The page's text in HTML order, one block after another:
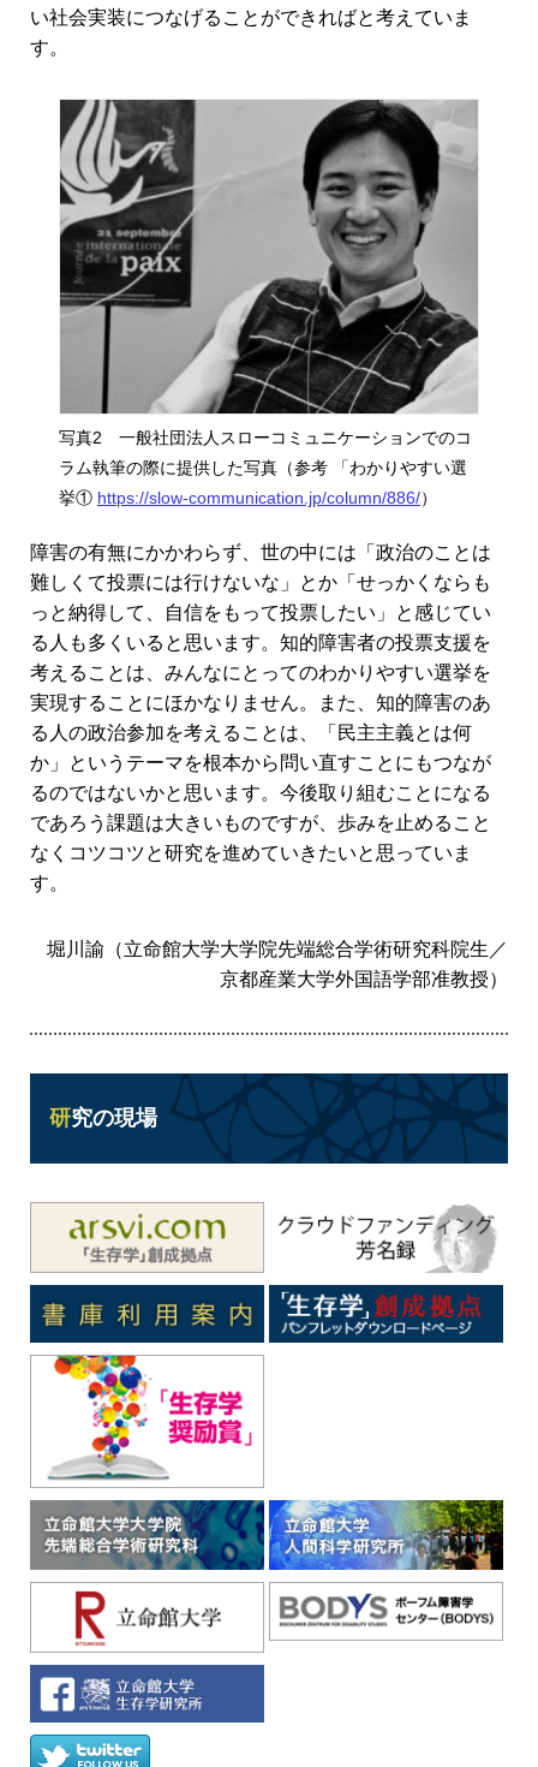
い社会実装につなげることができればと考えていま
す。
写真2 一般社団法人スローコミュニケーションでのコ
ラム執筆の際に提供した写真（参考 「わかりやすい選
挙① https://slow-communication.jp/column/886/）
障害の有無にかかわらず、世の中には「政治のことは
難しくて投票には行けないな」とか「せっかくならも
っと納得して、自信をもって投票したい」と感じてい
る人も多くいると思います。知的障害者の投票支援を
考えることは、みんなにとってのわかりやすい選挙を
実現することにほかなりません。また、知的障害のあ
る人の政治参加を考えることは、「民主主義とは何
か」というテーマを根本から問い直すことにもつなが
るのではないかと思います。今後取り組むことになる
であろう課題は大きいものですが、歩みを止めること
なくコツコツと研究を進めていきたいと思っていま
す。
堀川諭（立命館大学大学院先端総合学術研究科院生／
京都産業大学外国語学部准教授）
研究の現場